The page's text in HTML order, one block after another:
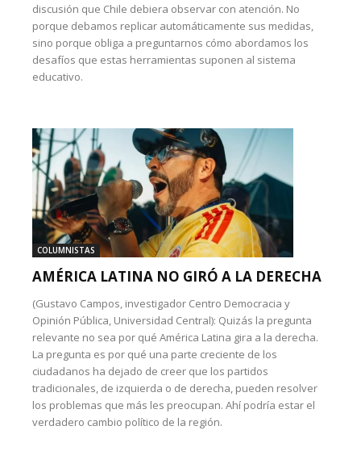
discusión que Chile debiera observar con atención. No
porque debamos replicar automáticamente sus medidas,
sino porque obliga a preguntarnos cómo abordamos los
desafíos que estas herramientas suponen al sistema
educativo.
COLUMNISTAS
AMÉRICA LATINA NO GIRÓ A LA DERECHA
(Gustavo Campos, investigador Centro Democracia y
Opinión Pública, Universidad Central): Quizás la pregunta
relevante no sea por qué América Latina gira a la derecha.
La pregunta es por qué una parte creciente de los
ciudadanos ha dejado de creer que los partidos
tradicionales, de izquierda o de derecha, pueden resolver
los problemas que más les preocupan. Ahí podría estar el
verdadero cambio político de la región.